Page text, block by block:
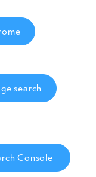
search
Console